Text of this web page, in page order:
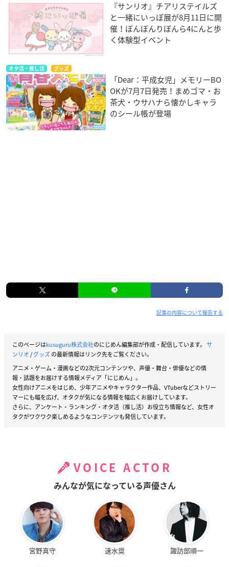
『サンリオ』チアリステイルズ
と一緒にいっぽ展が8月11日に開
催！ぼんぼんりぼんら4にんと歩
く体験型イベント
オタ活・推し活 グッズ
「Dear：平成女児」メモリーBO
OKが7月7日発売！まめゴマ・お
茶犬・ウサハナら懐かしキャラ
のシール帳が登場
記事の内容について報告する
このページはkusuguru株式会社のにじめん編集部が作成・配信しています。 サ
ンリオ/グッズの最新情報はリンク先をご覧ください。
アニメ・ゲーム・漫画などの2次元コンテンツや、声優・舞台・俳優などの情
報・話題をお届けする情報メディア「にじめん」。
女性向けアニメをはじめ、少年アニメやキャラクター作品、VTuberなどストリー
マーにも幅を広げ、オタクが気になる情報を幅広くお届けしています。
さらに、アンケート・ランキング・オタ活（推し活）お役立ち情報など、女性オ
タクがワクワク楽しめるようなコンテンツも発信しています。
VOICE ACTOR
みんなが気になっている声優さん
宮野真守 速水奨 諏訪部順一